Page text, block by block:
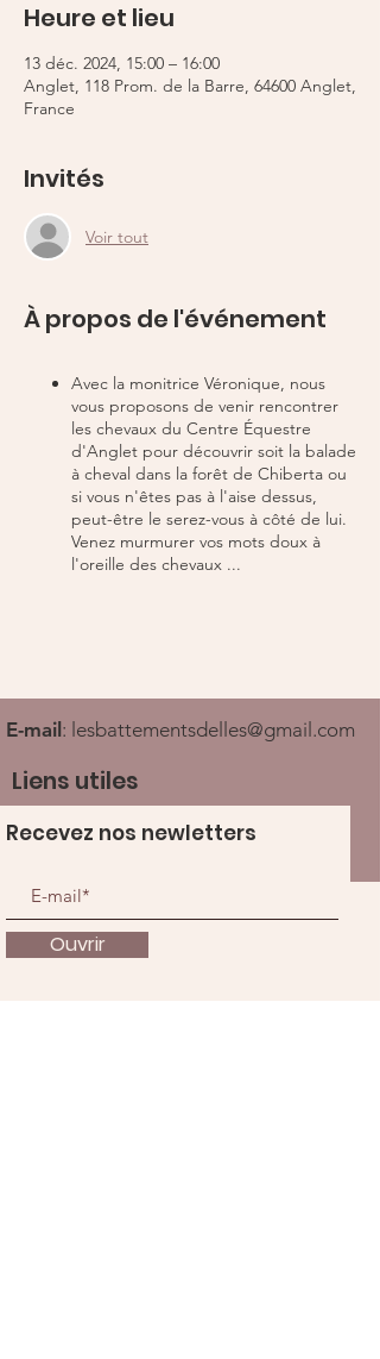
Heure et lieu
13 déc. 2024, 15:00 – 16:00
Anglet, 118 Prom. de la Barre, 64600 Anglet,
France
Invités
Voir tout
À propos de l'événement
Avec la monitrice Véronique, nous
vous proposons de venir rencontrer
les chevaux du Centre Équestre
d'Anglet pour découvrir soit la balade
à cheval dans la forêt de Chiberta ou
si vous n'êtes pas à l'aise dessus,
peut-être le serez-vous à côté de lui.
Venez murmurer vos mots doux à
l'oreille des chevaux ...
E-mail : lesbattementsdelles@gmail.com
Liens utiles
Recevez nos newletters
Ouvrir